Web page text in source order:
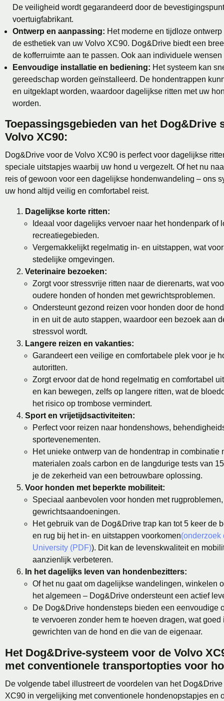
De veiligheid wordt gegarandeerd door de
voertuigfabrikant.
Ontwerp en aanpassing: Het moderne en tijdloze
de esthetiek van uw Volvo XC90. Dog&Drive biedt een
de kofferruimte aan te passen. Ook aan individuele
Eenvoudige installatie en bediening: Het systeem kan
gereedschap worden geïnstalleerd. De hondentrappen
en uitgeklapt worden, waardoor dagelijkse ritten met uw
worden.
Toepassingsgebieden van het Dog&Drive
Volvo XC90:
Dog&Drive voor de Volvo XC90 is perfect voor dagelijkse
speciale uitstapjes waarbij uw hond u vergezelt. Of het nu
reis of gewoon voor een dagelijkse hondenwandeling – ons
uw hond altijd veilig en comfortabel reist.
Dagelijkse korte ritten:
Ideaal voor dagelijks vervoer naar het hondenpark of
recreatiegebieden.
Vergemakkelijkt regelmatig in- en uitstappen, wat
stedelijke omgevingen.
Veterinaire bezoeken:
Zorgt voor stressvrije ritten naar de dierenarts, wat
oudere honden of honden met gewrichtsproblemen.
Ondersteunt gezond reizen voor honden door de
in en uit de auto stappen, waardoor een bezoek aan
stressvol wordt.
Langere reizen en vakanties:
Garandeert een veilige en comfortabele plek voor je
autoritten.
Zorgt ervoor dat de hond regelmatig en comfortabel
en kan bewegen, zelfs op langere ritten, wat de
het risico op trombose vermindert.
Sport en vrijetijdsactiviteiten:
Perfect voor reizen naar hondenshows,
sportevenementen.
Het unieke ontwerp van de hondentrap in combinatie
materialen zoals carbon en de langdurige tests van
je de zekerheid van een betrouwbare oplossing.
Voor honden met beperkte mobiliteit:
Speciaal aanbevolen voor honden met
gewrichtsaandoeningen.
Het gebruik van de Dog&Drive trap kan tot 5 keer de
en rug bij het in- en uitstappen voorkomen(onderzoek
University (PDF)). Dit kan de levenskwaliteit en
aanzienlijk verbeteren.
In het dagelijks leven van hondenbezitters:
Of het nu gaat om dagelijkse wandelingen, winkelen
het algemeen – Dog&Drive ondersteunt een actief
De Dog&Drive hondensteps bieden een eenvoudige
te vervoeren zonder hem te hoeven dragen, wat goed
gewrichten van de hond en die van de eigenaar.
Het Dog&Drive-systeem voor de Volvo
met conventionele transportopties voor
De volgende tabel illustreert de voordelen van het
XC90 in vergelijking met conventionele hondenopstapjes en